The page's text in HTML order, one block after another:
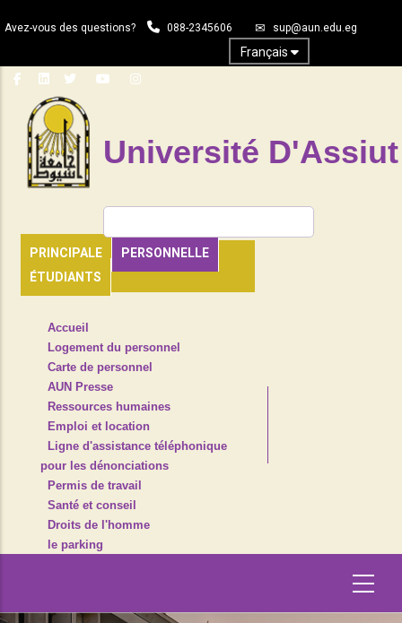
au
principal
Avez-vous des questions? 088-2345606 sup@aun.edu.eg
Français
Université D'Assiut
PRINCIPALE
PERSONNELLE
ÉTUDIANTS
HEADER
NAVIGATION
Accueil
Logement du personnel
Carte de personnel
AUN Presse
Ressources humaines
Emploi et location
Ligne d'assistance téléphonique
pour les dénonciations
Permis de travail
Santé et conseil
Droits de l'homme
le parking